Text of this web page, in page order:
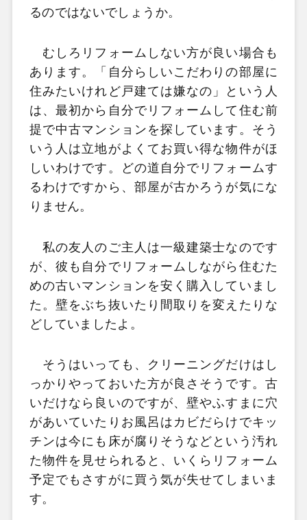
るのではないでしょうか。
むしろリフォームしない方が良い場合も
あります。「自分らしいこだわりの部屋に
住みたいけれど戸建ては嫌なの」という人
は、最初から自分でリフォームして住む前
提で中古マンションを探しています。そう
いう人は立地がよくてお買い得な物件がほ
しいわけです。どの道自分でリフォームす
るわけですから、部屋が古かろうが気にな
りません。
私の友人のご主人は一級建築士なのです
が、彼も自分でリフォームしながら住むた
めの古いマンションを安く購入していまし
た。壁をぶち抜いたり間取りを変えたりな
どしていましたよ。
そうはいっても、クリーニングだけはし
っかりやっておいた方が良さそうです。古
いだけなら良いのですが、壁やふすまに穴
があいていたりお風呂はカビだらけでキッ
チンは今にも床が腐りそうなどという汚れ
た物件を見せられると、いくらリフォーム
予定でもさすがに買う気が失せてしまいま
す。